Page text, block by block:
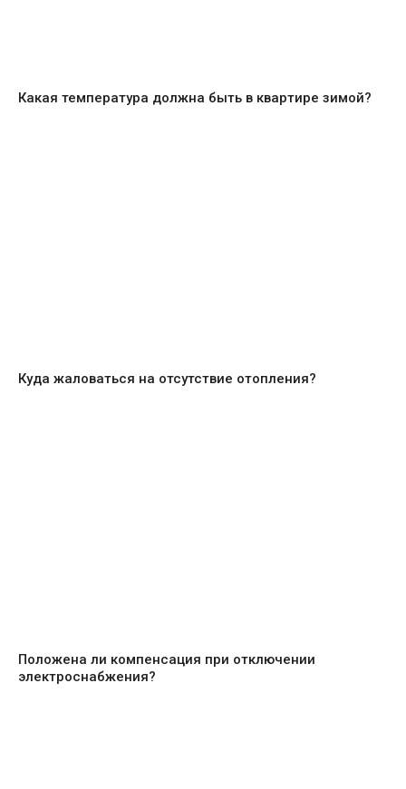
Какая температура должна быть в квартире зимой?
Куда жаловаться на отсутствие отопления?
Положена ли компенсация при отключении
электроснабжения?